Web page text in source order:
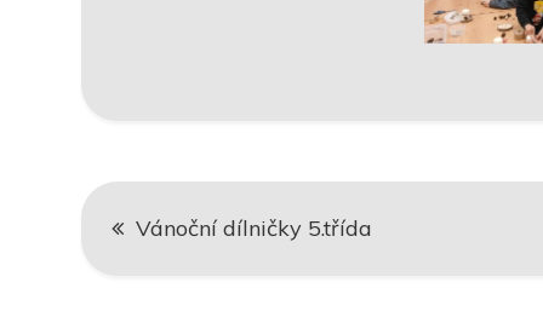
Navigace
pro
Vánoční dílničky 5.třída